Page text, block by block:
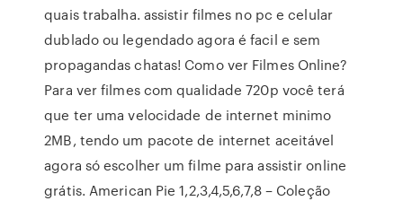
quais trabalha. assistir filmes no pc e celular
dublado ou legendado agora é facil e sem
propagandas chatas! Como ver Filmes Online?
Para ver filmes com qualidade 720p você terá
que ter uma velocidade de internet minimo
2MB, tendo um pacote de internet aceitável
agora só escolher um filme para assistir online
grátis. American Pie 1,2,3,4,5,6,7,8 – Coleção